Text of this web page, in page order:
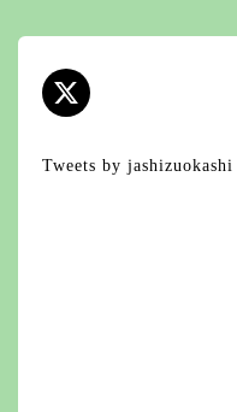
Tweets by jashizuokashi